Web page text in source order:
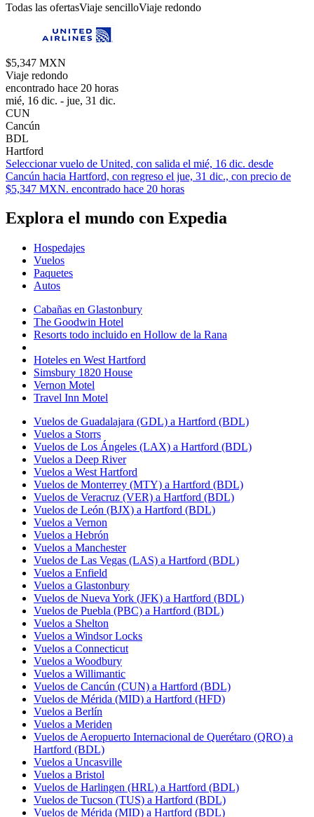
Todas las ofertasViaje sencilloViaje redondo
$5,347 MXN
Viaje redondo
encontrado hace 20 horas
mié, 16 dic. - jue, 31 dic.
CUN
Cancún
BDL
Hartford
Seleccionar vuelo de United, con salida el mié, 16 dic. desde
Cancún hacia Hartford, con regreso el jue, 31 dic., con precio de
$5,347 MXN. encontrado hace 20 horas
Explora el mundo con Expedia
Hospedajes
Vuelos
Paquetes
Autos
Cabañas en Glastonbury
The Goodwin Hotel
Resorts todo incluido en Hollow de la Rana
Hoteles en West Hartford
Simsbury 1820 House
Vernon Motel
Travel Inn Motel
Vuelos de Guadalajara (GDL) a Hartford (BDL)
Vuelos a Storrs
Vuelos de Los Ángeles (LAX) a Hartford (BDL)
Vuelos a Deep River
Vuelos a West Hartford
Vuelos de Monterrey (MTY) a Hartford (BDL)
Vuelos de Veracruz (VER) a Hartford (BDL)
Vuelos de León (BJX) a Hartford (BDL)
Vuelos a Vernon
Vuelos a Hebrón
Vuelos a Manchester
Vuelos de Las Vegas (LAS) a Hartford (BDL)
Vuelos a Enfield
Vuelos a Glastonbury
Vuelos de Nueva York (JFK) a Hartford (BDL)
Vuelos de Puebla (PBC) a Hartford (BDL)
Vuelos a Shelton
Vuelos a Windsor Locks
Vuelos a Connecticut
Vuelos a Woodbury
Vuelos a Willimantic
Vuelos de Cancún (CUN) a Hartford (BDL)
Vuelos de Mérida (MID) a Hartford (HFD)
Vuelos a Berlín
Vuelos a Meriden
Vuelos de Aeropuerto Internacional de Querétaro (QRO) a
Hartford (BDL)
Vuelos a Uncasville
Vuelos a Bristol
Vuelos de Harlingen (HRL) a Hartford (BDL)
Vuelos de Tucson (TUS) a Hartford (BDL)
Vuelos de Mérida (MID) a Hartford (BDL)